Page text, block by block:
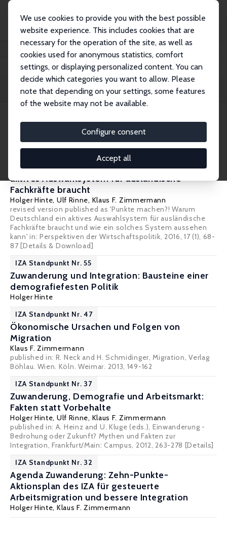
We use cookies to provide you with the best possible
website experience. This includes cookies that are
necessary for the operation of the site, as well as
cookies used for anonymous statistics, comfort
settings, or displaying personalized content. You can
decide which categories you want to allow. Please
note that depending on your settings, some features
of the website may not be available.
Configure consent
Accept all
Publications IZA Standpunkte
Filters
5 IZA Standpunkte
Punkte machen?! Warum Deutschland ein
aktives Auswahlsystem für ausländische
Fachkräfte braucht
Holger Hinte, Ulf Rinne, Klaus F. Zimmermann
revised version published as 'Punkte machen?! Warum
Deutschland ein aktives Auswahlsystem für ausländische
Fachkräfte braucht und wie ein solches System aussehen
kann' in: Perspektiven der Wirtschaftspolitik, 2016, 17 (1), 68-
87[Details & Download]
IZA Standpunkt Nr. 55
Zuwanderung und Integration: Bausteine einer
demografiefesten Politik
Holger Hinte
IZA Standpunkt Nr. 47
Ökonomische Ursachen und Folgen von
Migration
Klaus F. Zimmermann
published in: R. Neck and H. Schmidinger, Migration, Verlag
Böhlau. Wien. Köln. Weimar. 2013, 149-162
IZA Standpunkt Nr. 37
Zuwanderung, Demografie und Arbeitsmarkt:
Fakten statt Vorbehalte
Holger Hinte, Ulf Rinne, Klaus F. Zimmermann
published in: A. Heinz and U. Kluge (eds.), Einwanderung -
Bedrohung oder Zukunft? Mythen und Fakten zur
Integration, Frankfurt/Main: Campus, 2012, 263-278 [Details]
IZA Standpunkt Nr. 32
Agenda Zuwanderung: Zehn-Punkte-
Aktionsplan des IZA für gesteuerte
Arbeitsmigration und bessere Integration
Holger Hinte, Klaus F. Zimmermann